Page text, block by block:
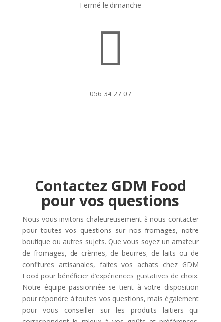
Fermé le dimanche

056 34 27 07
Contactez GDM Food
pour vos questions
Nous vous invitons chaleureusement à nous contacter
pour toutes vos questions sur nos fromages, notre
boutique ou autres sujets. Que vous soyez un amateur
de fromages, de crèmes, de beurres, de laits ou de
confitures artisanales, faites vos achats chez GDM
Food pour bénéficier d’expériences gustatives de choix.
Notre équipe passionnée se tient à votre disposition
pour répondre à toutes vos questions, mais également
pour vous conseiller sur les produits laitiers qui